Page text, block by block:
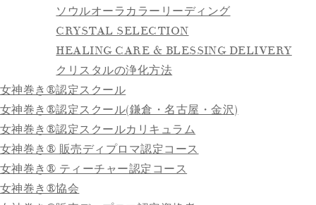
ソウルオーラカラーリーディング
CRYSTAL SELECTION
HEALING CARE & BLESSING DELIVERY
クリスタルの浄化方法
女神巻き®認定スクール
女神巻き®認定スクール(鎌倉・名古屋・金沢)
女神巻き®認定スクールカリキュラム
女神巻き® 販売ディプロマ認定コース
女神巻き® ティーチャー認定コース
女神巻き®協会